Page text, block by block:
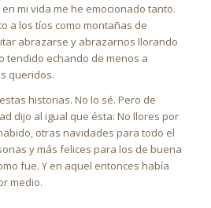
mi vida me he emocionado tanto.
a los tíos como montañas de
abrazarse y abrazarnos llorando
tendido echando de menos a
queridos.
historias. No lo sé. Pero de
dijo al igual que ésta: No llores por
otras navidades para todo el
y más felices para los de buena
fue. Y en aquel entonces había
medio.